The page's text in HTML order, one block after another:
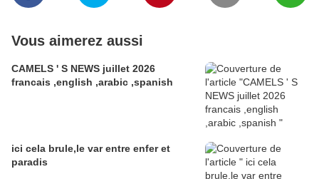
Vous aimerez aussi
CAMELS ' S NEWS juillet 2026
francais ,english ,arabic ,spanish
ici cela brule,le var entre enfer et
paradis